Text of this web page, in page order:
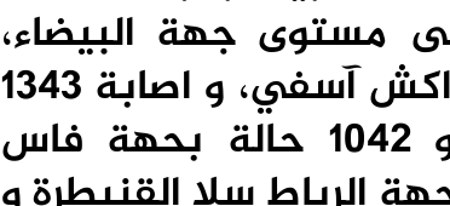
بلغت 2906 حالة على مستوى جهة البيضاء،
مقابل 1589 حالة على مستوى جهة مراكش آسفي، و اصابة 1343
حالة بجهة طنجة تطوان الحسيمة و 1042 حالة بحهة فاس